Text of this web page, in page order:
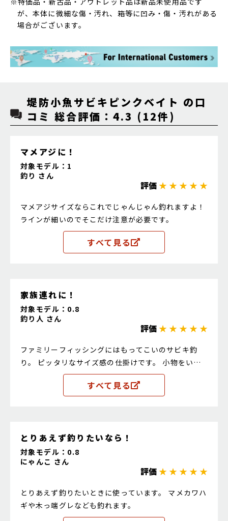
が、本体に微細な傷・汚れ、箱等に凹み・傷・汚れがある
場合がございます。
堤防小魚サビキピンクベイト の口
コミ 総合評価：4.3 (12件)
マメアジに！
対象モデル：1
釣り さん
評価★ ★ ★ ★ ★
マメアジサイズならこれでじゃんじゃん釣れますよ！
ラインが細いのでそこだけ注意が必要です。
すべて見る
家族連れに！
対象モデル：0.8
釣り人 さん
評価★ ★ ★ ★ ★
ファミリーフィッシングにはもってこいのサビキ釣
り。 ピッタリなサイズ感の仕掛けです。 小物をいっ
ぱい釣っておつまみの唐揚げに！
すべて見る
とりあえず釣りたいなら！
対象モデル：0.8
にゃんこ さん
評価★ ★ ★ ★ ★
とりあえず釣りたいときに使っています。 マメカワハ
ギや木っ端グレなども釣れます。